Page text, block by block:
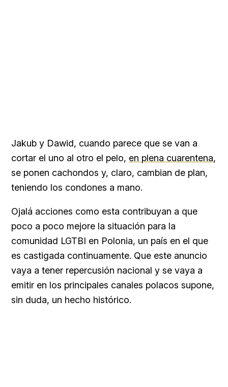
Jakub y Dawid, cuando parece que se van a
cortar el uno al otro el pelo, en plena cuarentena,
se ponen cachondos y, claro, cambian de plan,
teniendo los condones a mano.
Ojalá acciones como esta contribuyan a que
poco a poco mejore la situación para la
comunidad LGTBI en Polonia, un país en el que
es castigada continuamente. Que este anuncio
vaya a tener repercusión nacional y se vaya a
emitir en los principales canales polacos supone,
sin duda, un hecho histórico.